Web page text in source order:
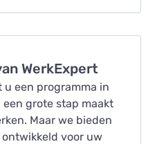
WerkExpert
u een programma in
grote stap maakt
Maar we bieden
ontwikkeld voor uw